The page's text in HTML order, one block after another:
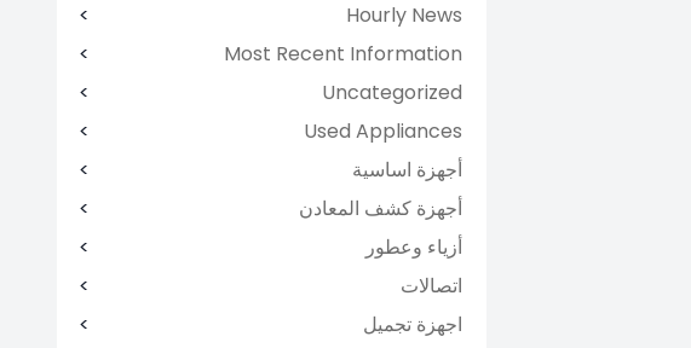
Hourly News
Most Recent Information
Uncategorized
Used Appliances
أجهزة اساسية
أجهزة كشف المعادن
أزياء وعطور
اتصالات
اجهزة تجميل